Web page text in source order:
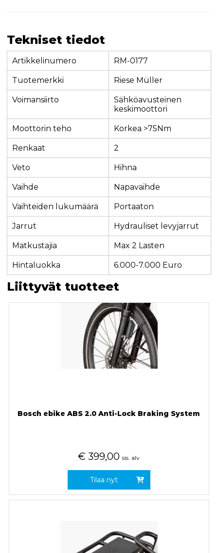
Tekniset tiedot
Artikkelinumero RM-0177
Tuotemerkki Riese Müller
Voimansiirto
Sähköavusteinen
keskimoottori
Moottorin teho Korkea >75Nm
Renkaat 2
Veto Hihna
Vaihde Napavaihde
Vaihteiden lukumäärä Portaaton
Jarrut Hydrauliset levyjarrut
Matkustajia Max 2 Lasten
Hintaluokka 6.000-7.000 Euro
Liittyvät tuotteet
Bosch ebike ABS 2.0 Anti-Lock Braking System
€ 399,00 sis. alv
Tilaa nyt